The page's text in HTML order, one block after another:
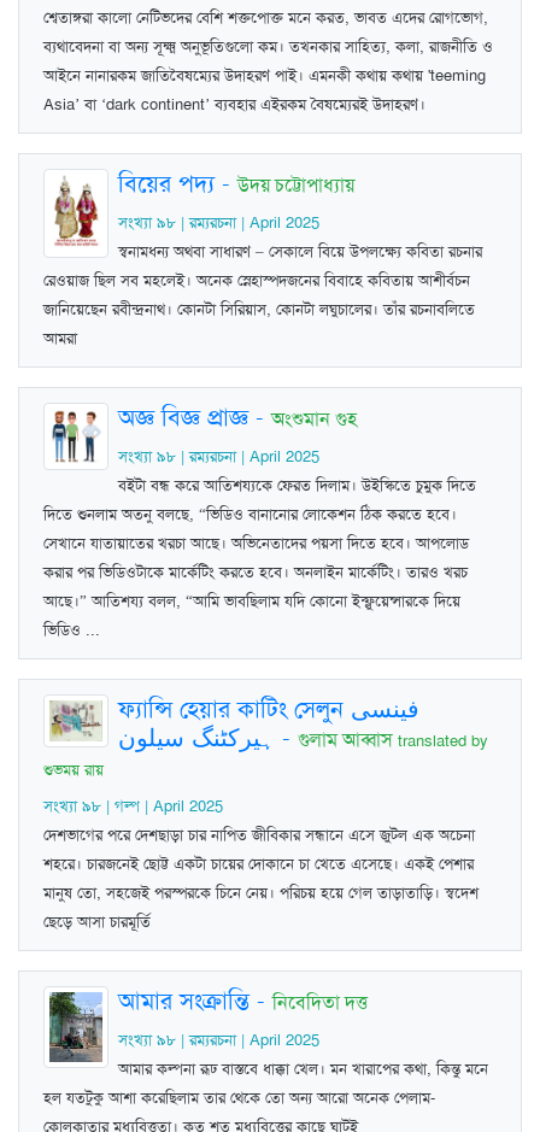
শ্বেতাঙ্গরা কালো নেটিভদের বেশি শক্তপোক্ত মনে করত, ভাবত এদের রোগভোগ,
ব্যথাবেদনা বা অন্য সূক্ষ্ম অনুভূতিগুলো কম। তখনকার সাহিত্য, কলা, রাজনীতি ও
আইনে নানারকম জাতিবৈষম্যের উদাহরণ পাই। এমনকী কথায় কথায় 'teeming
Asia’ বা ‘dark continent’ ব্যবহার এইরকম বৈষম্যেরই উদাহরণ।
বিয়ের পদ্য-উদয় চট্টোপাধ্যায়
সংখ্যা ৯৮ | রম্যরচনা | April 2025
স্বনামধন্য অথবা সাধারণ – সেকালে বিয়ে উপলক্ষ্যে কবিতা রচনার
রেওয়াজ ছিল সব মহলেই। অনেক স্নেহাস্পদজনের বিবাহে কবিতায় আশীর্বচন
জানিয়েছেন রবীন্দ্রনাথ। কোনটা সিরিয়াস, কোনটা লঘুচালের। তাঁর রচনাবলিতে
আমরা
অজ্ঞ বিজ্ঞ প্রাজ্ঞ-অংশুমান গুহ
সংখ্যা ৯৮ | রম্যরচনা | April 2025
বইটা বন্ধ করে আতিশ‍য‍্যকে ফেরত দিলাম। উইস্কিতে চুমুক দিতে
দিতে শুনলাম অতনু বলছে, “ভিডিও বানানোর লোকেশন ঠিক করতে হবে।
সেখানে যাতায়াতের খরচা আছে। অভিনেতাদের পয়সা দিতে হবে। আপলোড
করার পর ভিডিওটাকে মার্কেটিং করতে হবে। অনলাইন মার্কেটিং। তারও খরচ
আছে।” আতিশয‍্য বলল, “আমি ভাবছিলাম যদি কোনো ইন্ফ্লুয়েন্সারকে দিয়ে
ভিডিও ...
ফ্যান্সি হেয়ার কাটিং সেলুন فینسی
ہیرکٹنگ سیلون - গুলাম আব্বাস translated by
শুভময় রায়
সংখ্যা ৯৮ | গল্প | April 2025
দেশভাগের পরে দেশছাড়া চার নাপিত জীবিকার সন্ধানে এসে জুটল এক অচেনা
শহরে। চারজনেই ছোট্ট একটা চায়ের দোকানে চা খেতে এসেছে। একই পেশার
মানুষ তো, সহজেই পরস্পরকে চিনে নেয়। পরিচয় হয়ে গেল তাড়াতাড়ি। স্বদেশ
ছেড়ে আসা চারমূর্তি
আমার সংক্রান্তি-নিবেদিতা দত্ত
সংখ্যা ৯৮ | রম্যরচনা | April 2025
আমার কল্পনা রূঢ বাস্তবে ধাক্কা খেল। মন খারাপের কথা, কিন্তু মনে
হল যতটুকু আশা করেছিলাম তার থেকে তো অন্য আরো অনেক পেলাম-
কোলকাতার মধ্যবিত্ততা। কত শত মধ্যবিত্তের কাছে ঘাটই